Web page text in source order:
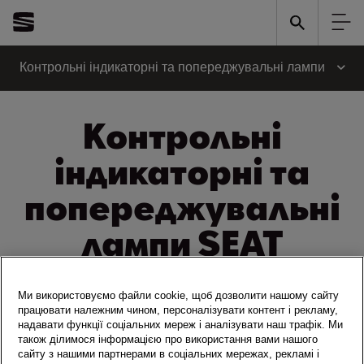
Контрольні індикаторні та попереджувальні лампи
Контрольні
індикаторні та
попереджувальні
лампи SEAT
інформування вас про поточний стан автомобіля. Залежно від
нагальної потреби вжиття заходів загоряються червоні, жовті,
зелені, сині або білі індикатори.
Ми використовуємо файли cookie, щоб дозволити нашому сайту
працювати належним чином, персоналізувати контент і рекламу,
надавати функції соціальних мереж і аналізувати наш трафік. Ми
також ділимося інформацією про використання вами нашого
сайту з нашими партнерами в соціальних мережах, рекламі і